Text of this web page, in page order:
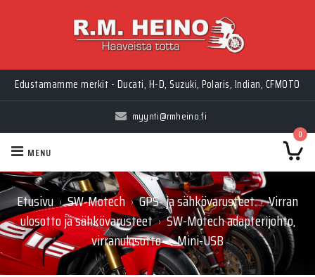
Edustamamme merkit - Ducati, H-D, Suzuki, Polaris, Indian, CFMOTO
myynti@rmheino.fi
0
MENU
Etusivu › SW-Motech › GPS- ja sähkövarusteet › Virran
ulosotto ja sähkövarusteet › SW-Motech adapterijohto,
virranulosotto -> Mini-USB